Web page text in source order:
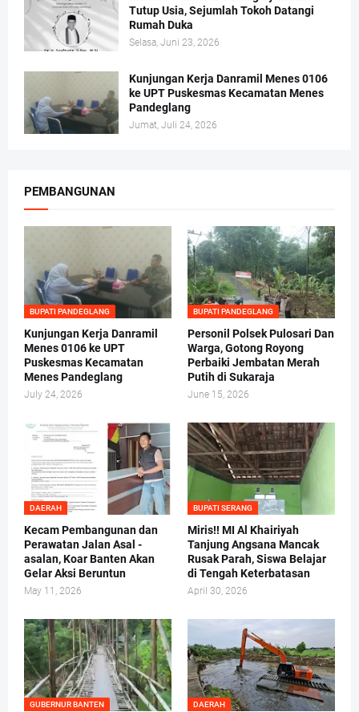
Tutup Usia, Sejumlah Tokoh Datangi
Rumah Duka
Selasa, Juni 23, 2026
Kunjungan Kerja Danramil Menes 0106
ke UPT Puskesmas Kecamatan Menes
Pandeglang
Jumat, Juli 24, 2026
PEMBANGUNAN
BUPATI PANDEGLANG
Kunjungan Kerja Danramil
Menes 0106 ke UPT
Puskesmas Kecamatan
Menes Pandeglang
July 24, 2026
BUPATI PANDEGLANG
Personil Polsek Pulosari Dan
Warga, Gotong Royong
Perbaiki Jembatan Merah
Putih di Sukaraja
June 15, 2026
DAERAH
Kecam Pembangunan dan
Perawatan Jalan Asal -
asalan, Koar Banten Akan
Gelar Aksi Beruntun
May 11, 2026
BUPATI SERANG
Miris!! MI Al Khairiyah
Tanjung Angsana Mancak
Rusak Parah, Siswa Belajar
di Tengah Keterbatasan
April 30, 2026
GUBERNUR BANTEN DAERAH